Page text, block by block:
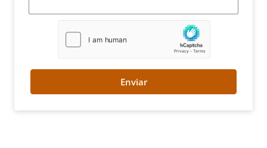
Enviar